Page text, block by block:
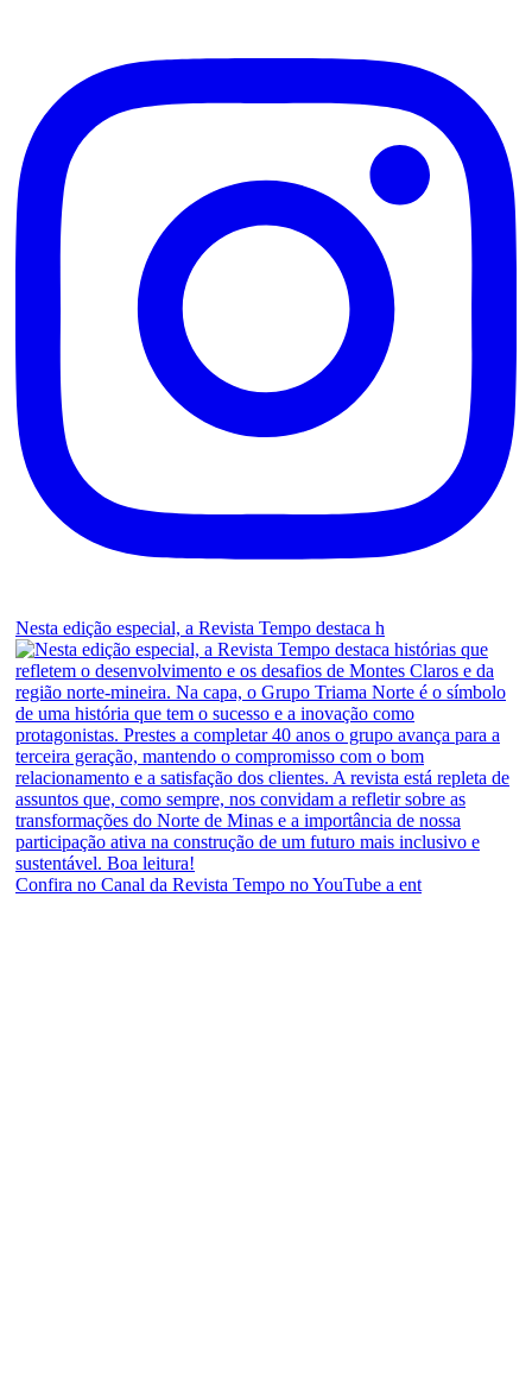
Nesta edição especial, a Revista Tempo destaca h
Confira no Canal da Revista Tempo no YouTube a ent